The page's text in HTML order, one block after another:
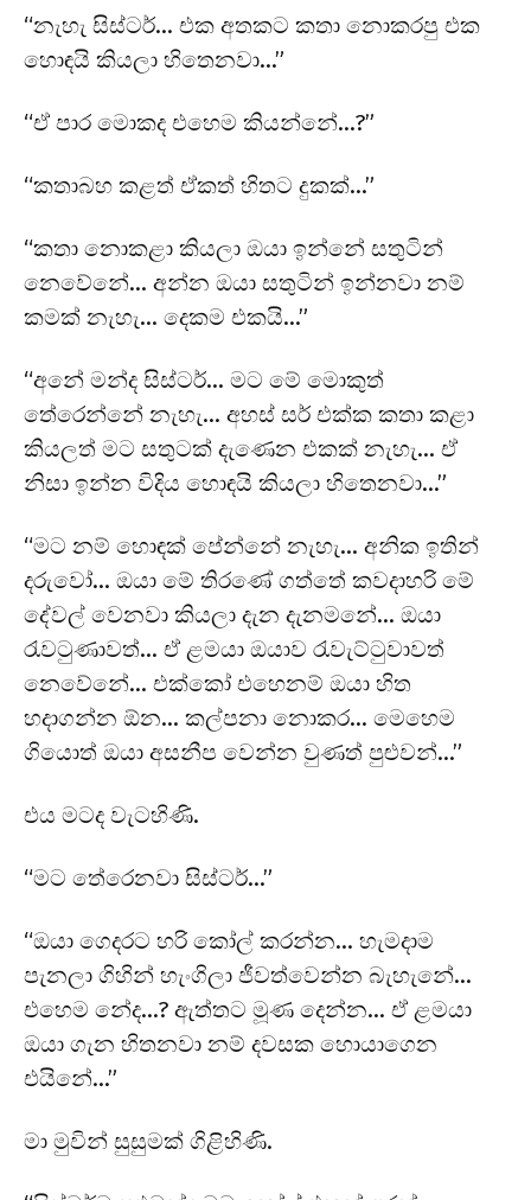
“නැහැ සිස්ටර්… එක අතකට කතා නොකරපු එක
හොඳයි කියලා හිතෙනවා…”
“ඒ පාර මොකද එහෙම කියන්නේ…?”
“කතාබහ කළත් ඒකත් හිතට දුකක්…”
“කතා නොකළා කියලා ඔයා ඉන්නේ සතුටින්
නෙවේනේ… අන්න ඔයා සතුටින් ඉන්නවා නම්
කමක් නැහැ… දෙකම එකයි…”
“අනේ මන්ද සිස්ටර්… මට මේ මොකුත්
තේරෙන්නේ නැහැ… අහස් සර් එක්ක කතා කළා
කියලත් මට සතුටක් දැණෙන එකක් නැහැ… ඒ
නිසා ඉන්න විදිය හොඳයි කියලා හිතෙනවා…”
“මට නම් හොඳක් පේන්නේ නැහැ… අනික ඉතින්
දරුවෝ… ඔයා මේ තිරණේ ගත්තේ කවදාහරි මේ
දේවල් වෙනවා කියලා දැන දැනමනේ… ඔයා
රැවටුණාවත්… ඒ ළමයා ඔයාව රැවැට්ටුවාවත්
නෙවේනේ… එක්කෝ එහෙනම් ඔයා හිත
හදාගන්න ඕන… කල්පනා නොකර… මෙහෙම
ගියොත් ඔයා අසනීප වෙන්න වුණත් පුළුවන්…”
එය මටද වැටහිණි.
“මට තේරෙනවා සිස්ටර්…”
“ඔයා ගෙදරට හරි කෝල් කරන්න… හැමදාම
පැනලා ගිහින් හැංගිලා ජීවත්වෙන්න බැහැනේ…
එහෙම නේද…? ඇත්තට මූණ දෙන්න… ඒ ළමයා
ඔයා ගැන හිතනවා නම් දවසක හොයාගෙන
එයිනේ…”
මා මුවින් සුසුමක් ගිළිහිණි.